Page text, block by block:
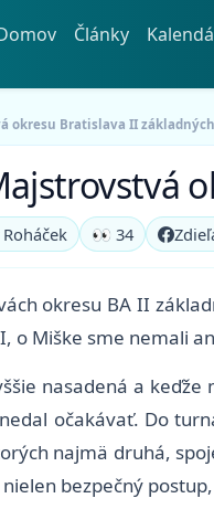
Články
okresu Bratislava II
👀 34
okresu BA II
o Miške sme nemali
nasadená a
očakávať. Do
najmä druhá,
bezpečný